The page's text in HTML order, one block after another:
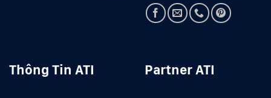
Thông Tin ATI Partner ATI